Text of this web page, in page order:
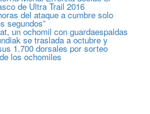
de Ultra Trail 2016
del ataque a cumbre solo
segundos”
un ochomil con guardaespaldas
se traslada a octubre y
1.700 dorsales por sorteo
los ochomiles